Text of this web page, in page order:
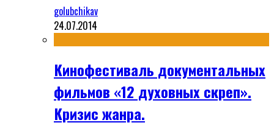
golubchikav
24.07.2014
Кинофестиваль документальных
фильмов «12 духовных скреп».
Кризис жанра.